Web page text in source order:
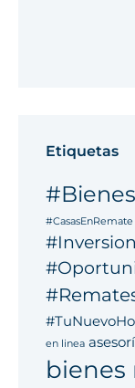
Etiquetas
#CasasEnRemate
en linea
bienes